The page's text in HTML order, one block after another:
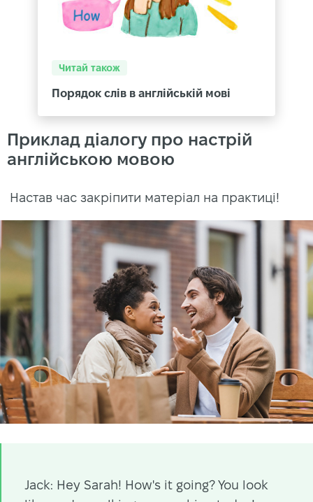
Читай також
Порядок слів в англійській мові
Приклад діалогу про настрій
англійською мовою
Настав час закріпити матеріал на практиці!
Jack: Hey Sarah! How's it going? You look